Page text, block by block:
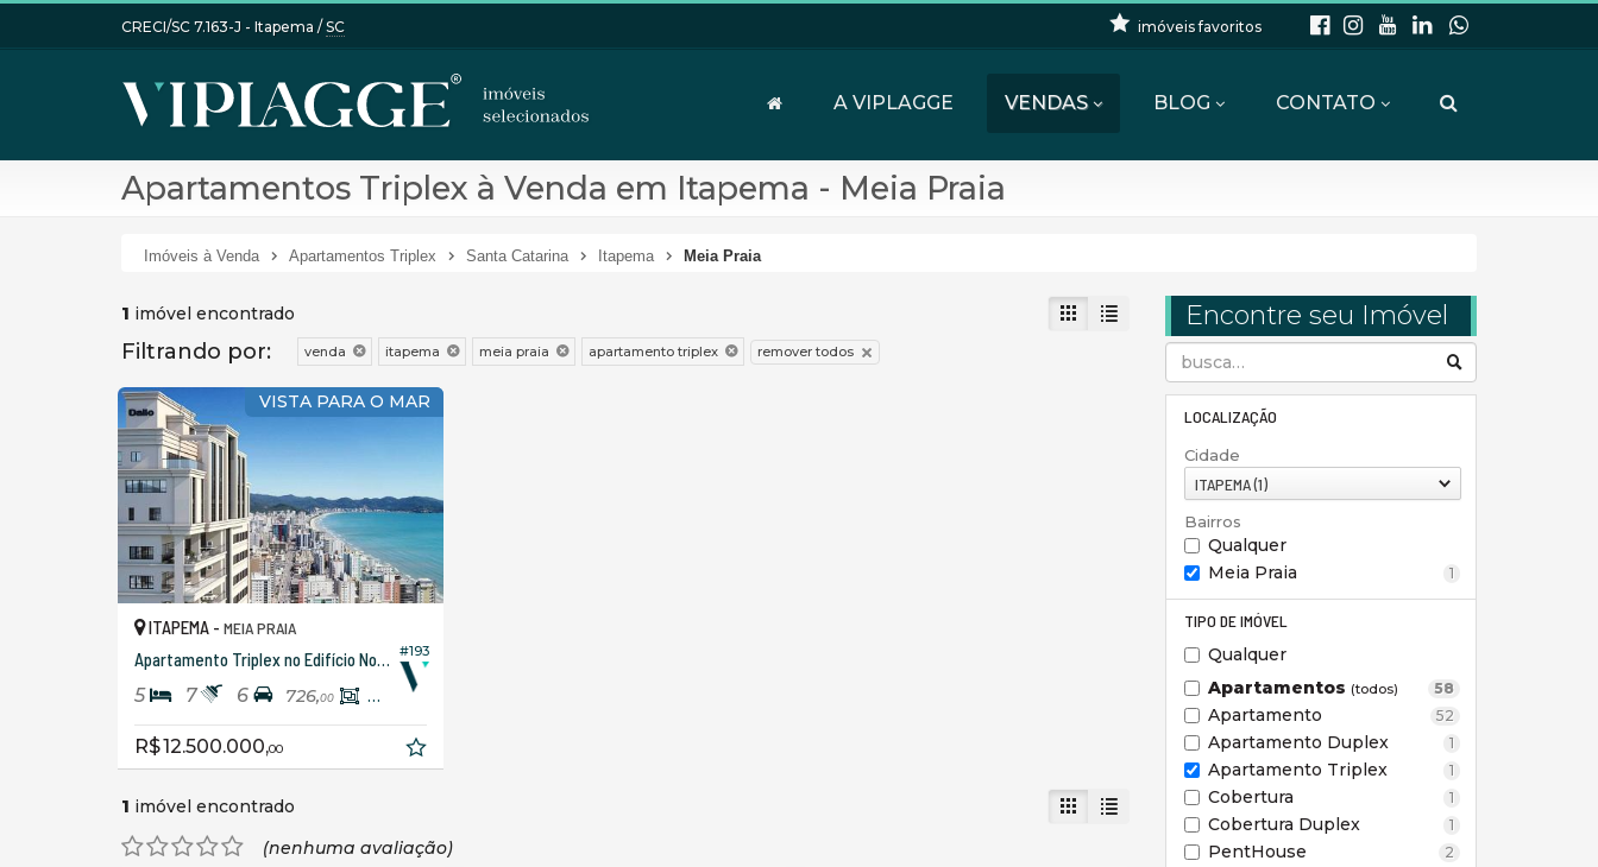
CRECI/SC 7.163-J - Itapema / SC imóveis favoritos
A VIPLAGGE VENDAS BLOG CONTATO
Apartamentos Triplex à Venda em Itapema - Meia Praia
Imóveis à Venda Apartamentos Triplex Santa Catarina Itapema Meia Praia
Encontre seu Imóvel
LOCALIZAÇÃO
Cidade
ITAPEMA (1)
Bairros
Qualquer
Meia Praia
1
TIPO DE IMÓVEL
Qualquer
Apartamentos (todos) 58
Apartamento 52
Apartamento Duplex 1
Apartamento Triplex 1
Cobertura 1
Cobertura Duplex 1
PentHouse 2
1 imóvel encontrado
Filtrando por: venda itapema meia praia apartamento triplex remover todos
VISTA PARA O MAR
#193
ITAPEMA - MEIA PRAIA
Apartamento Triplex no Edifício Noah Dallo
5 7 6 726,00 455,
R$ 12.500.000,00
1 imóvel encontrado
(nenhuma avaliação)